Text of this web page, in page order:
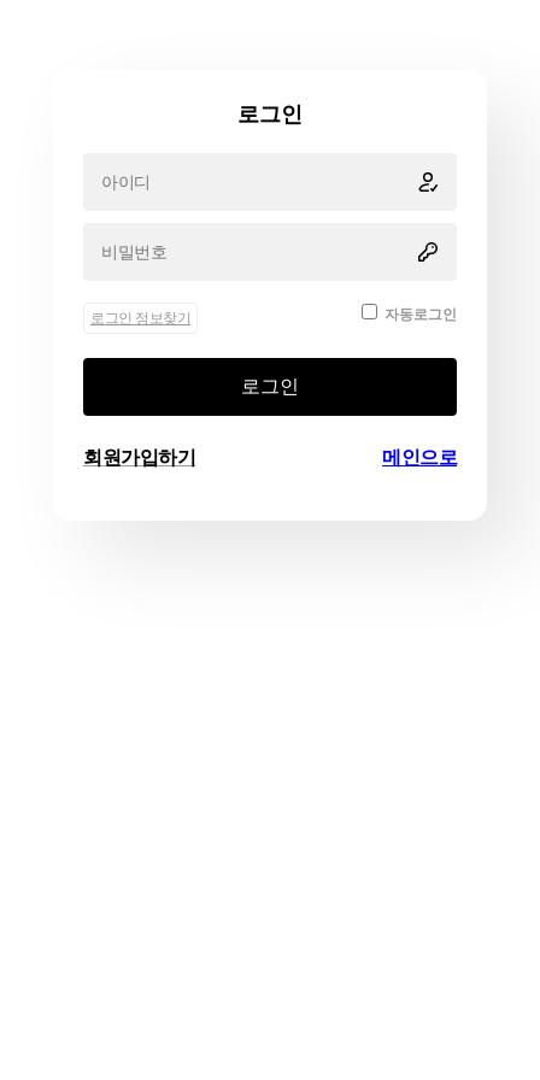
로그인
로그인 정보찾기 자동로그인
로그인
회원가입하기 메인으로